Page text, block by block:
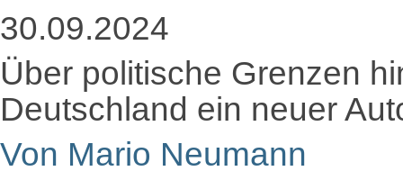
30.09.2024
Über politische Grenzen
Deutschland ein neuer
Von Mario Neumann